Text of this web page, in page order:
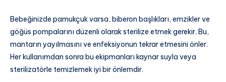
Bebeğinizde pamukçuk varsa, biberon başlıkları, emzikler ve
göğüs pompalarını düzenli olarak sterilize etmek gerekir. Bu,
mantarın yayılmasını ve enfeksiyonun tekrar etmesini önler.
Her kullanımdan sonra bu ekipmanları kaynar suyla veya
sterilizatörle temizlemek iyi bir önlemdir.